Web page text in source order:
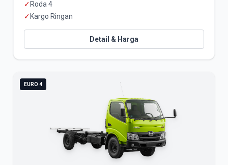
✓ Roda 4
✓ Kargo Ringan
Detail & Harga
EURO 4